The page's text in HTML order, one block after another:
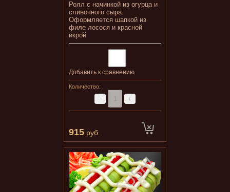
Ролл с начинкой из огурца и
сливочного сыра.
Оформляется шапкой из
филе лосося и красной
икрой
Добавить к сравнению
Количество:
− +
915 руб.